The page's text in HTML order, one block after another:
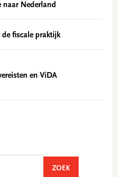
naar Nederland
fiscale praktijk
en ViDA
ZOEKSEARCH